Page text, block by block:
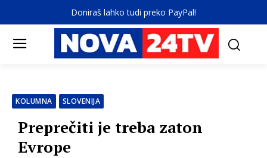
Doniraš lahko tudi preko PayPal!
KOLUMNA SLOVENIJA
Preprečiti je treba zaton
Evrope